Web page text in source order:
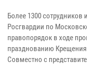
Более 1300
Росгвардии по
правопорядок в ходе
празднованию Крещения
Совместно с